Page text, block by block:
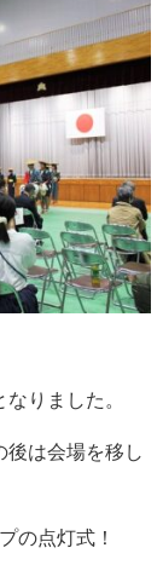
りました。
後は会場を移し
の点灯式！